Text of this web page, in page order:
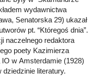
wydawnictwa
Senatorska 29) ukazał
pt. “Któregoś dnia”.
naczelnego redaktora
poety Kazimierza
w Amsterdamie (1928)
dziedzinie literatury.